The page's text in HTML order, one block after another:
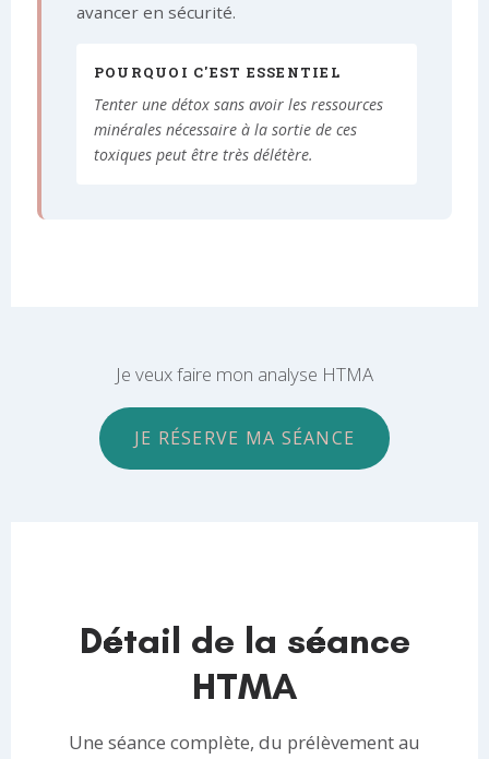
avancer en sécurité.
POURQUOI C'EST ESSENTIEL
Tenter une détox sans avoir les ressources
minérales nécessaire à la sortie de ces
toxiques peut être très délétère.
Je veux faire mon analyse HTMA
JE RÉSERVE MA SÉANCE
Détail de la séance
HTMA
Une séance complète, du prélèvement au